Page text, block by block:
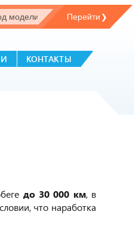
КОНТАКТЫ
до 30 000 км, в
что наработка